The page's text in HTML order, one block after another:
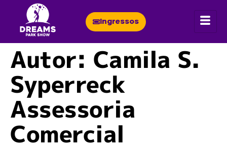
Ingressos
Autor: Camila S.
Syperreck
Assessoria
Comercial